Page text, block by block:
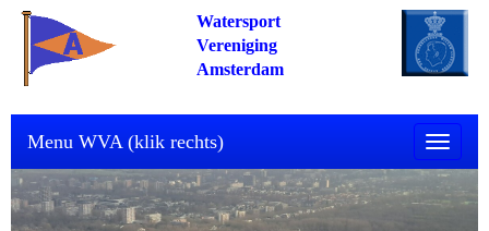
Watersport
Vereniging
Amsterdam
Toggle
Menu WVA (klik rechts)